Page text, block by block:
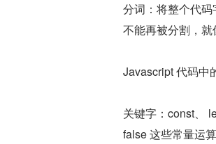
分词：将整个代
不能再被分割，就
Javascript 代码中
关键字：const、
false 这些常量运